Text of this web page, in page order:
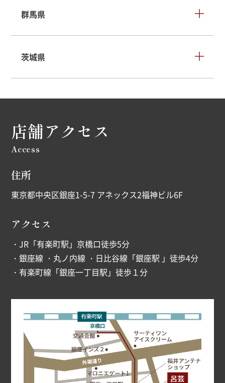
群馬県
茨城県
店舗アクセス
Access
住所
東京都中央区銀座1-5-7 アネックス2福神ビル6F
アクセス
・JR「有楽町駅」京橋口徒歩5分
・銀座線 ・丸ノ内線 ・日比谷線「銀座駅 」徒歩4分
・有楽町線「銀座一丁目駅」徒歩１分